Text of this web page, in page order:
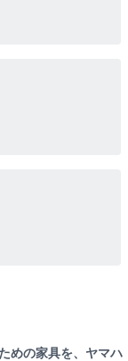
めの家具を、ヤマハ